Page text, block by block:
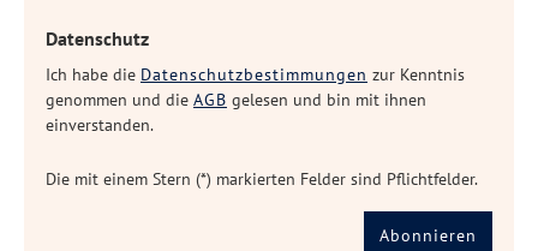
Datenschutz
Ich habe die Datenschutzbestimmungen zur Kenntnis
genommen und die AGB gelesen und bin mit ihnen
einverstanden.
Die mit einem Stern (*) markierten Felder sind Pflichtfelder.
Abonnieren